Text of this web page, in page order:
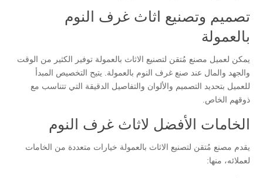
تصميم وتصنيع اثاث غرف النوم
بالعمولة
يمكن لعميل مصنع مُتقن لتصنيع الاثاث بالعمولة توفير الكثير من الوقت
والجهد والمال عند صنع غرف النوم بالعمولة. يتيح التخصيص المبدأ
للعميل بتحديد التصميم والألوان والتفاصيل الدقيقة التي تتناسب مع
ذوقهم الخاص.
الخامات الأفضل لاثاث غرف النوم
يقدم مصنع مُتقن لتصنيع الاثاث بالعمولة خيارات متعددة من الخامات
لعملائه، منها: